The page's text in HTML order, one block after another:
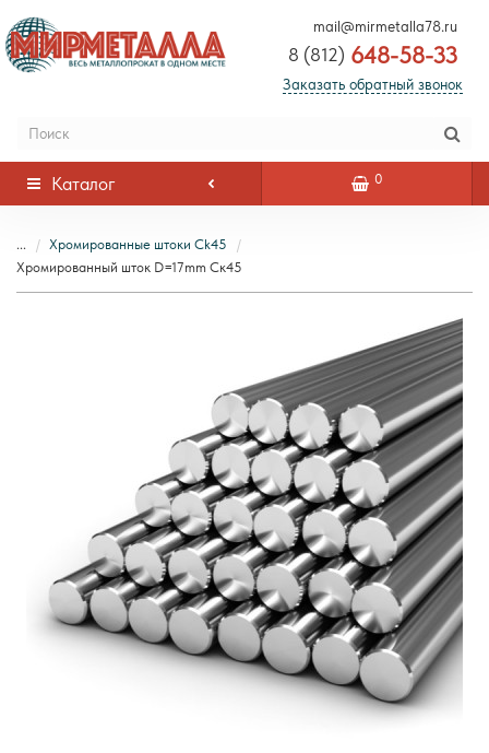
mail@mirmetalla78.ru
8 (812) 648-58-33
Заказать обратный звонок
Каталог 0
...
Хромированные штоки Ck45
Хромированный шток D=17mm Ск45